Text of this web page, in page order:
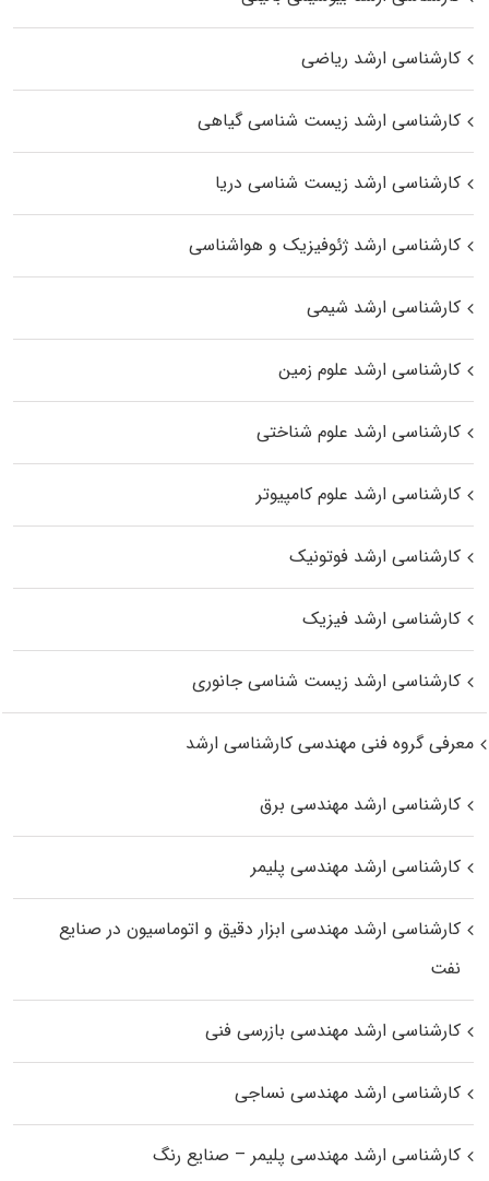
کارشناسی ارشد ریاضی
کارشناسی ارشد زیست‌ شناسی گیاهی
کارشناسی ارشد زیست‌ شناسی دریا
کارشناسی ارشد ژئوفیزیک و هواشناسی
کارشناسی ارشد شیمی
کارشناسی ارشد علوم زمین
کارشناسی ارشد علوم شناختی
کارشناسی ارشد علوم کامپیوتر
کارشناسی ارشد فوتونیک
کارشناسی ارشد فیزیک
کارشناسی ارشد زیست‌ شناسی جانوری
معرفی گروه فنی مهندسی کارشناسی ارشد
کارشناسی ارشد مهندسی برق
کارشناسی ارشد مهندسی پلیمر
کارشناسی ارشد مهندسی ابزار دقیق و اتوماسیون در صنایع
نفت
کارشناسی ارشد مهندسی بازرسی فنی
کارشناسی ارشد مهندسی نساجی
کارشناسی ارشد مهندسی پلیمر – صنایع رنگ